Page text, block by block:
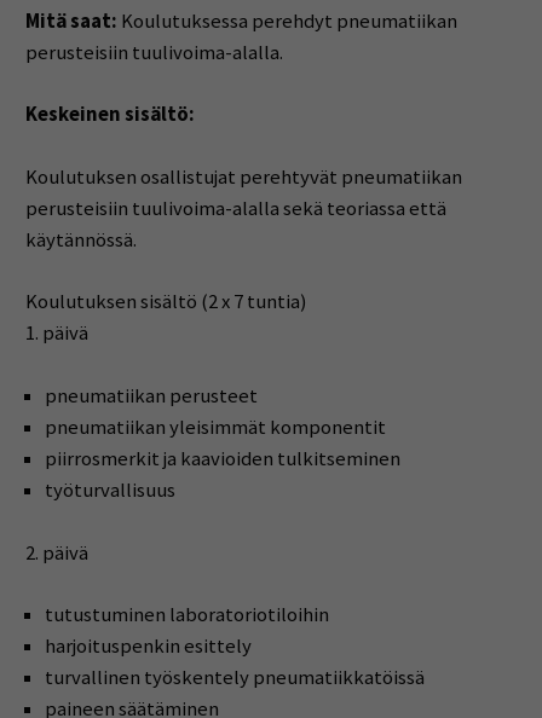
Mitä saat: Koulutuksessa perehdyt pneumatiikan
perusteisiin tuulivoima-alalla.
Keskeinen sisältö:
Koulutuksen osallistujat perehtyvät pneumatiikan
perusteisiin tuulivoima-alalla sekä teoriassa että
käytännössä.
Koulutuksen sisältö (2 x 7 tuntia)
1. päivä
pneumatiikan perusteet
pneumatiikan yleisimmät komponentit
piirrosmerkit ja kaavioiden tulkitseminen
työturvallisuus
2. päivä
tutustuminen laboratoriotiloihin
harjoituspenkin esittely
turvallinen työskentely pneumatiikkatöissä
paineen säätäminen